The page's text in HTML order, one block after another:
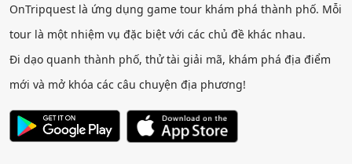
OnTripquest là ứng dụng game tour khám phá thành phố. Mỗi
tour là một nhiệm vụ đặc biệt với các chủ đề khác nhau.
Đi dạo quanh thành phố, thử tài giải mã, khám phá địa điểm
mới và mở khóa các câu chuyện địa phương!